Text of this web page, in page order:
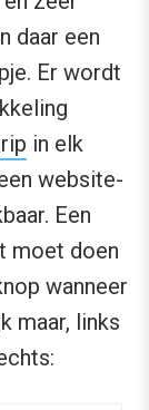
daar een
Er wordt
in elk
website-
Een
moet doen
wanneer
maar, links